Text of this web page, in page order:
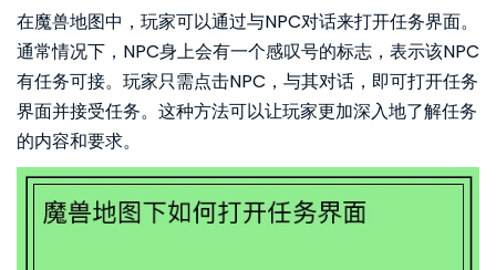
在魔兽地图中，玩家可以通过与NPC对话来打开任务界面。
通常情况下，NPC身上会有一个感叹号的标志，表示该NPC
有任务可接。玩家只需点击NPC，与其对话，即可打开任务
界面并接受任务。这种方法可以让玩家更加深入地了解任务
的内容和要求。